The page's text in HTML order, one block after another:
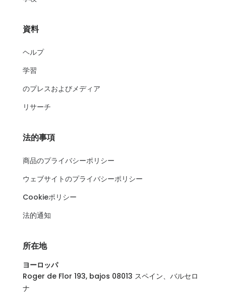
資料
ヘルプ
学習
のプレスおよびメディア
リサーチ
法的事項
商品のプライバシーポリシー
ウェブサイトのプライバシーポリシー
Cookieポリシー
法的通知
所在地
ヨーロッパ
Roger de Flor 193, bajos 08013 スペイン、バルセロ
ナ